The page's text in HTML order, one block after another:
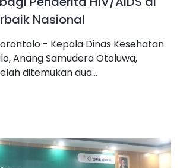
Nasional
- Kepala Dinas Kesehatan
Anang Samudera Otoluwa,
ditemukan dua...